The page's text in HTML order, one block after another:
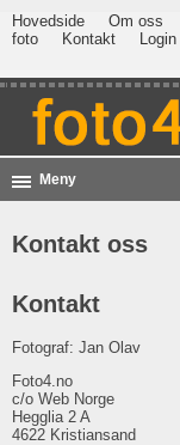
Hovedside Om oss
foto
Kontakt Login
Meny
Kontakt oss
Kontakt
Fotograf: Jan Olav
Foto4.no
c/o Web Norge
Hegglia 2 A
4622 Kristiansand